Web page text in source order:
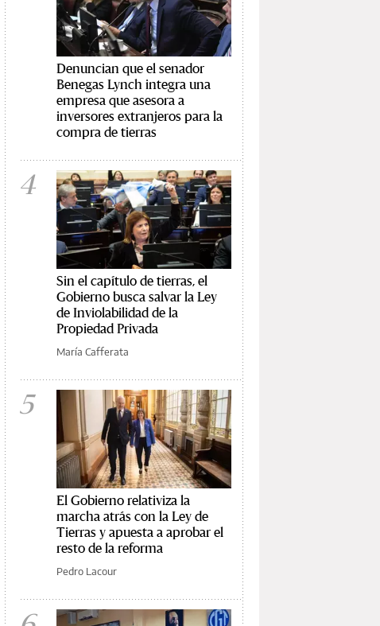
Denuncian que el senador
Benegas Lynch integra una
empresa que asesora a
inversores extranjeros para la
compra de tierras
4
Sin el capítulo de tierras, el
Gobierno busca salvar la Ley
de Inviolabilidad de la
Propiedad Privada
María Cafferata
5
El Gobierno relativiza la
marcha atrás con la Ley de
Tierras y apuesta a aprobar el
resto de la reforma
Pedro Lacour